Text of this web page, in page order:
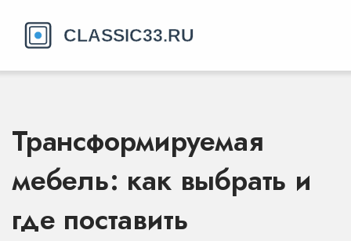
Трансформируемая
мебель: как выбрать и
где поставить